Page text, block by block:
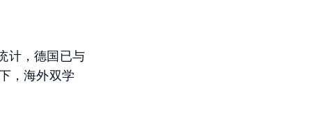
计，德国已与
，海外双学